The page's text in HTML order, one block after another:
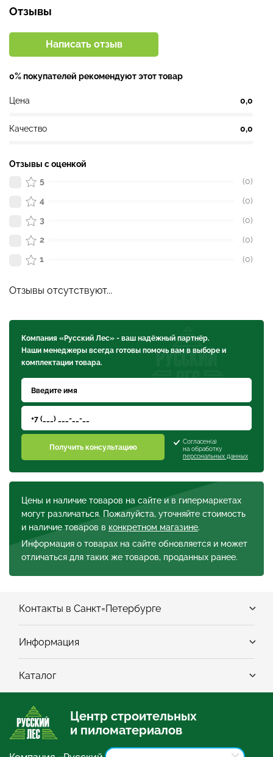
Отзывы
Написать отзыв
0% покупателей рекомендуют этот товар
Цена 0,0
Качество 0,0
Отзывы с оценкой
5
(0)
4
(0)
3
(0)
2
(0)
1
(0)
Отзывы отсутствуют...
Цены и наличие товаров на сайте и в гипермаркетах
могут различаться. Пожалуйста, уточняйте стоимость
и наличие товаров в конкретном магазине.
Информация о товарах на сайте обновляется и может
отличаться для таких же товаров, проданных ранее.
Компания «Русский Лес» - ваш надёжный партнёр.
Наши менеджеры всегда готовы помочь вам в выборе и
комплектации товара.
Получить консультацию
Согласен(а)
на обработку
персональных данных
Контакты в Санкт=Петербурге
Информация
Каталог
Центр строительных
и пиломатериалов